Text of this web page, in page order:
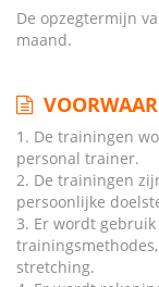
De opzegtermijn
maand.
1. De trainingen
personal trainer.
2. De trainingen
persoonlijke
3. Er wordt
stretching.